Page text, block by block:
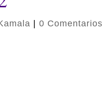
0 Comentarios